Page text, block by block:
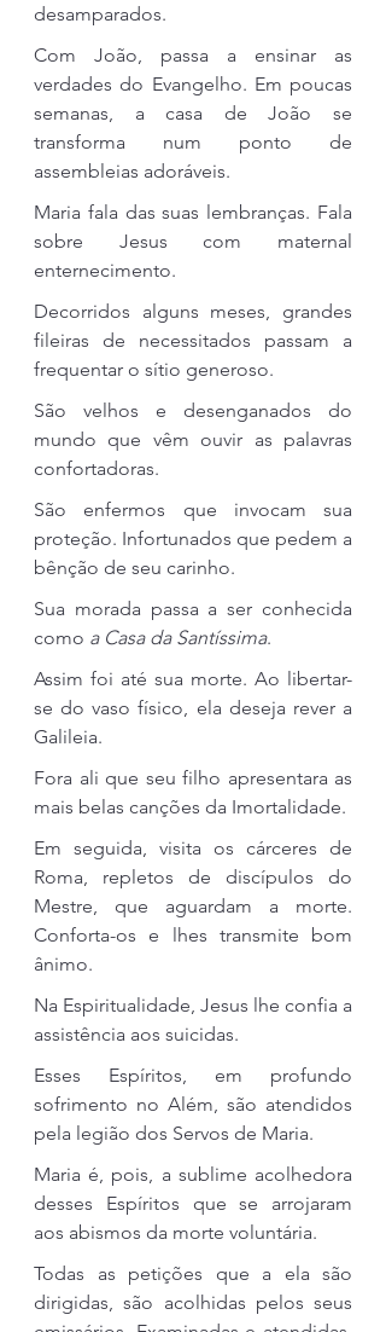
desamparados.
Com João, passa a ensinar as
verdades do Evangelho. Em poucas
semanas, a casa de João se
transforma num ponto de
assembleias adoráveis.
Maria fala das suas lembranças. Fala
sobre Jesus com maternal
enternecimento.
Decorridos alguns meses, grandes
fileiras de necessitados passam a
frequentar o sítio generoso.
São velhos e desenganados do
mundo que vêm ouvir as palavras
confortadoras.
São enfermos que invocam sua
proteção. Infortunados que pedem a
bênção de seu carinho.
Sua morada passa a ser conhecida
como a Casa da Santíssima.
Assim foi até sua morte. Ao libertar-
se do vaso físico, ela deseja rever a
Galileia.
Fora ali que seu filho apresentara as
mais belas canções da Imortalidade.
Em seguida, visita os cárceres de
Roma, repletos de discípulos do
Mestre, que aguardam a morte.
Conforta-os e lhes transmite bom
ânimo.
Na Espiritualidade, Jesus lhe confia a
assistência aos suicidas.
Esses Espíritos, em profundo
sofrimento no Além, são atendidos
pela legião dos Servos de Maria.
Maria é, pois, a sublime acolhedora
desses Espíritos que se arrojaram
aos abismos da morte voluntária.
Todas as petições que a ela são
dirigidas, são acolhidas pelos seus